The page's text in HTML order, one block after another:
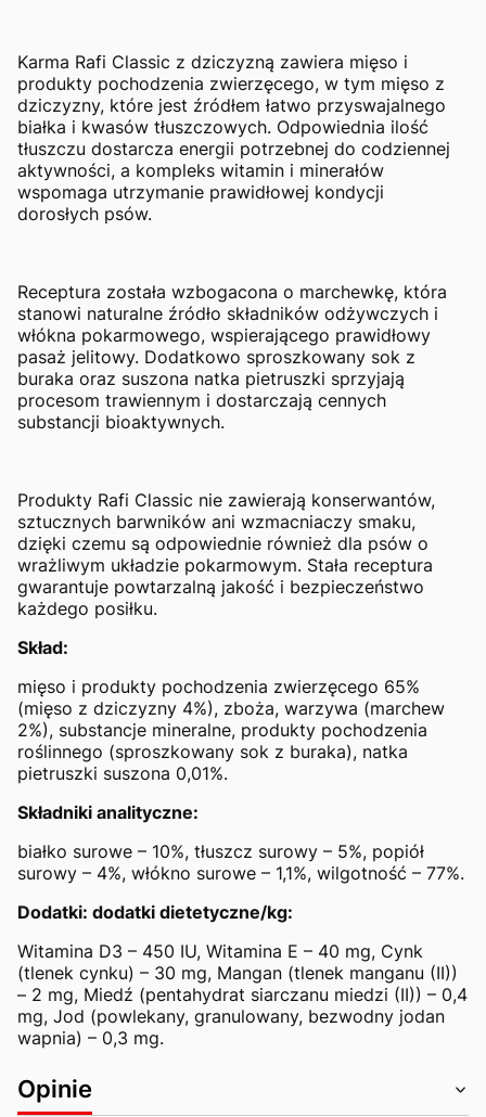
Karma Rafi Classic z dziczyzną zawiera mięso i
produkty pochodzenia zwierzęcego, w tym mięso z
dziczyzny, które jest źródłem łatwo przyswajalnego
białka i kwasów tłuszczowych. Odpowiednia ilość
tłuszczu dostarcza energii potrzebnej do codziennej
aktywności, a kompleks witamin i minerałów
wspomaga utrzymanie prawidłowej kondycji
dorosłych psów.
Receptura została wzbogacona o marchewkę, która
stanowi naturalne źródło składników odżywczych i
włókna pokarmowego, wspierającego prawidłowy
pasaż jelitowy. Dodatkowo sproszkowany sok z
buraka oraz suszona natka pietruszki sprzyjają
procesom trawiennym i dostarczają cennych
substancji bioaktywnych.
Produkty Rafi Classic nie zawierają konserwantów,
sztucznych barwników ani wzmacniaczy smaku,
dzięki czemu są odpowiednie również dla psów o
wrażliwym układzie pokarmowym. Stała receptura
gwarantuje powtarzalną jakość i bezpieczeństwo
każdego posiłku.
Skład:
mięso i produkty pochodzenia zwierzęcego 65%
(mięso z dziczyzny 4%), zboża, warzywa (marchew
2%), substancje mineralne, produkty pochodzenia
roślinnego (sproszkowany sok z buraka), natka
pietruszki suszona 0,01%.
Składniki analityczne:
białko surowe – 10%, tłuszcz surowy – 5%, popiół
surowy – 4%, włókno surowe – 1,1%, wilgotność – 77%.
Dodatki: dodatki dietetyczne/kg:
Witamina D3 – 450 IU, Witamina E – 40 mg, Cynk
(tlenek cynku) – 30 mg, Mangan (tlenek manganu (II))
– 2 mg, Miedź (pentahydrat siarczanu miedzi (II)) – 0,4
mg, Jod (powlekany, granulowany, bezwodny jodan
wapnia) – 0,3 mg.
Opinie